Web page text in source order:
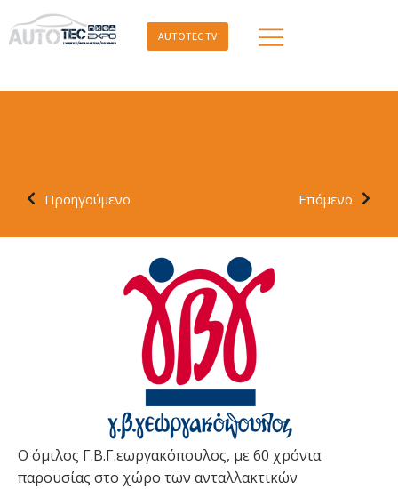
AUTOTEC TV
Προηγούμενο Επόμενο
Ο όμιλος Γ.Β.Γ.εωργακόπουλος, με 60 χρόνια
παρουσίας στο χώρο των ανταλλακτικών